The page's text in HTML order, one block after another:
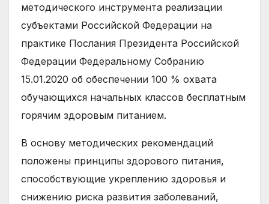
методического инструмента реализации
субъектами Российской Федерации на
практике Послания Президента Российской
Федерации Федеральному Собранию
15.01.2020 об обеспечении 100 % охвата
обучающихся начальных классов бесплатным
горячим здоровым питанием.
В основу методических рекомендаций
положены принципы здорового питания,
способствующие укреплению здоровья и
снижению риска развития заболеваний,